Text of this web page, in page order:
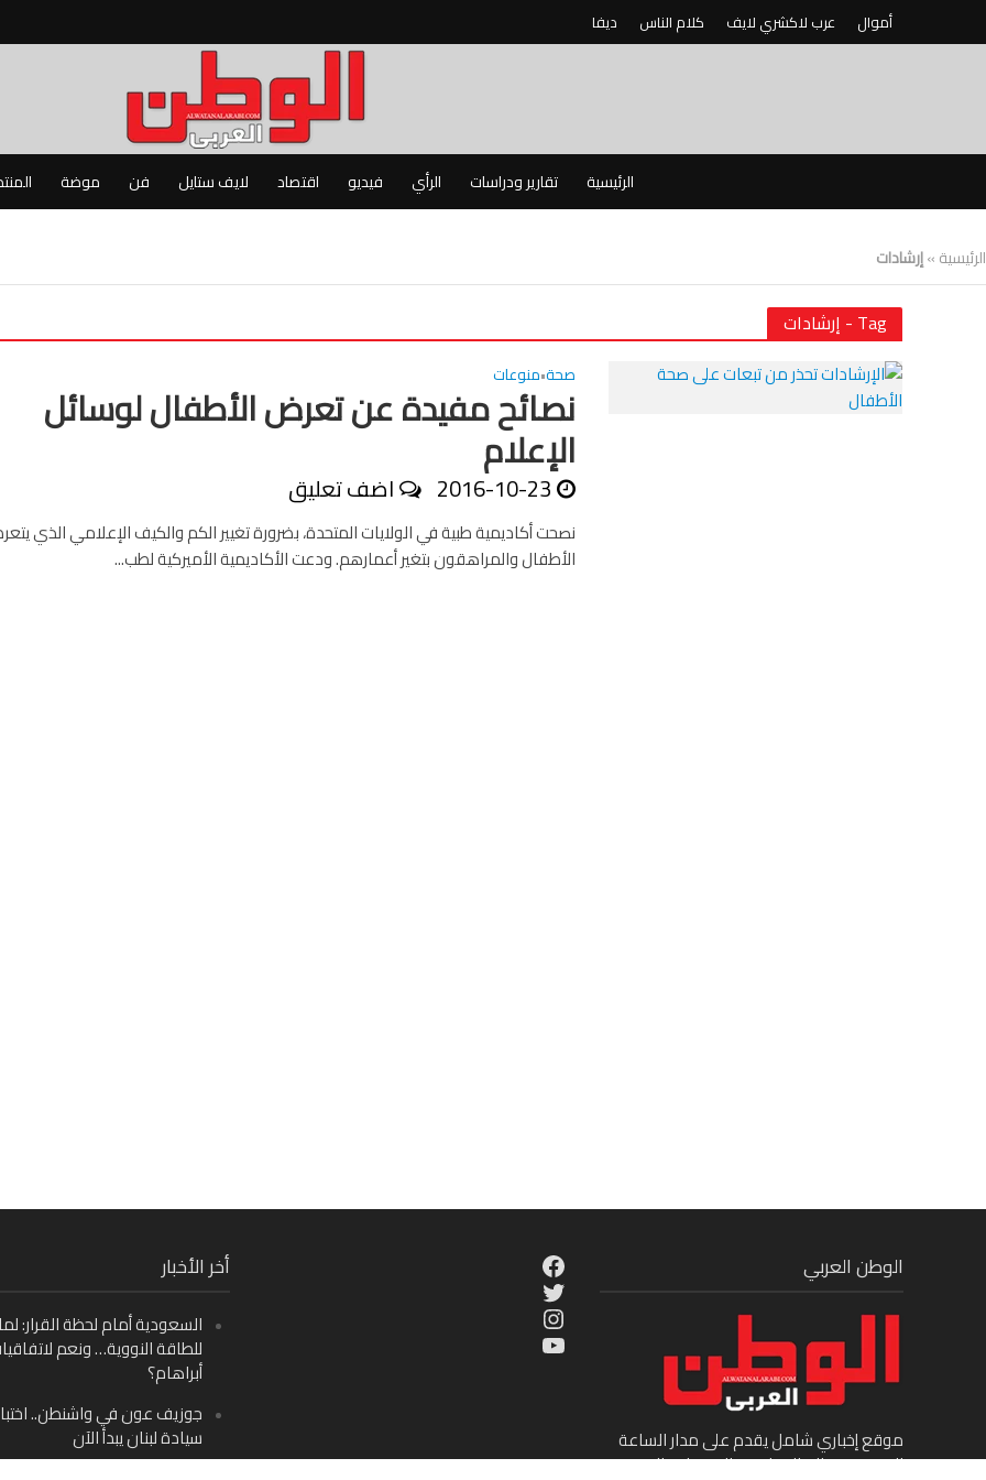
أموال عرب لاكشري لايف كلام الناس ديفا
الرئيسية تقارير ودراسات الرأي فيديو اقتصاد لايف ستايل فن موضة
الرئيسية»إرشادات
Tag - إرشادات
صحة•منوعات
نصائح مفيدة عن تعرض الأطفال لوسائل
الإعلام
2016-10-23 اضف تعليق
نصحت أكاديمية طبية في الولايات المتحدة، بضرورة تغيير الكم والكيف الإعلامي الذي
الأطفال والمراهقون بتغير أعمارهم. ودعت الأكاديمية الأميركية لطب...
أخر الأخبار
السعودية أمام لحظة القرار:
للطاقة النووية… ونعم
أبراهام؟
جوزيف عون في واشنطن..
سيادة لبنان يبدأ الآن
Facebook
Twitter
Instagram
YouTube
الوطن العربي
موقع إخباري شامل يقدم على مدار الساعة
الجديد في عالم السياسة والاقتصاد والفن